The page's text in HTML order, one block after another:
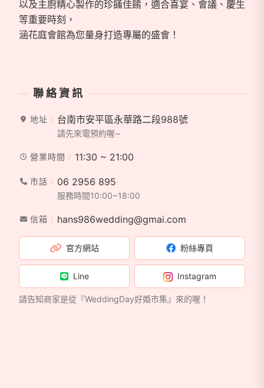
以及主廚精心製作的珍饈佳餚，適合喜宴、會議、慶生
等重要時刻，
涵花庭會館為您量身打造專屬的盛會！
聯絡資訊
地址 台南市安平區永華路二段988號
請先來電預約喔~
營業時間 11:30 ~ 21:00
市話 06 2956 895
服務時間10:00~18:00
信箱 hans986wedding@gmai.com
官方網站 粉絲專頁
Line Instagram
請告知商家是從『WeddingDay好婚市集』來的喔！